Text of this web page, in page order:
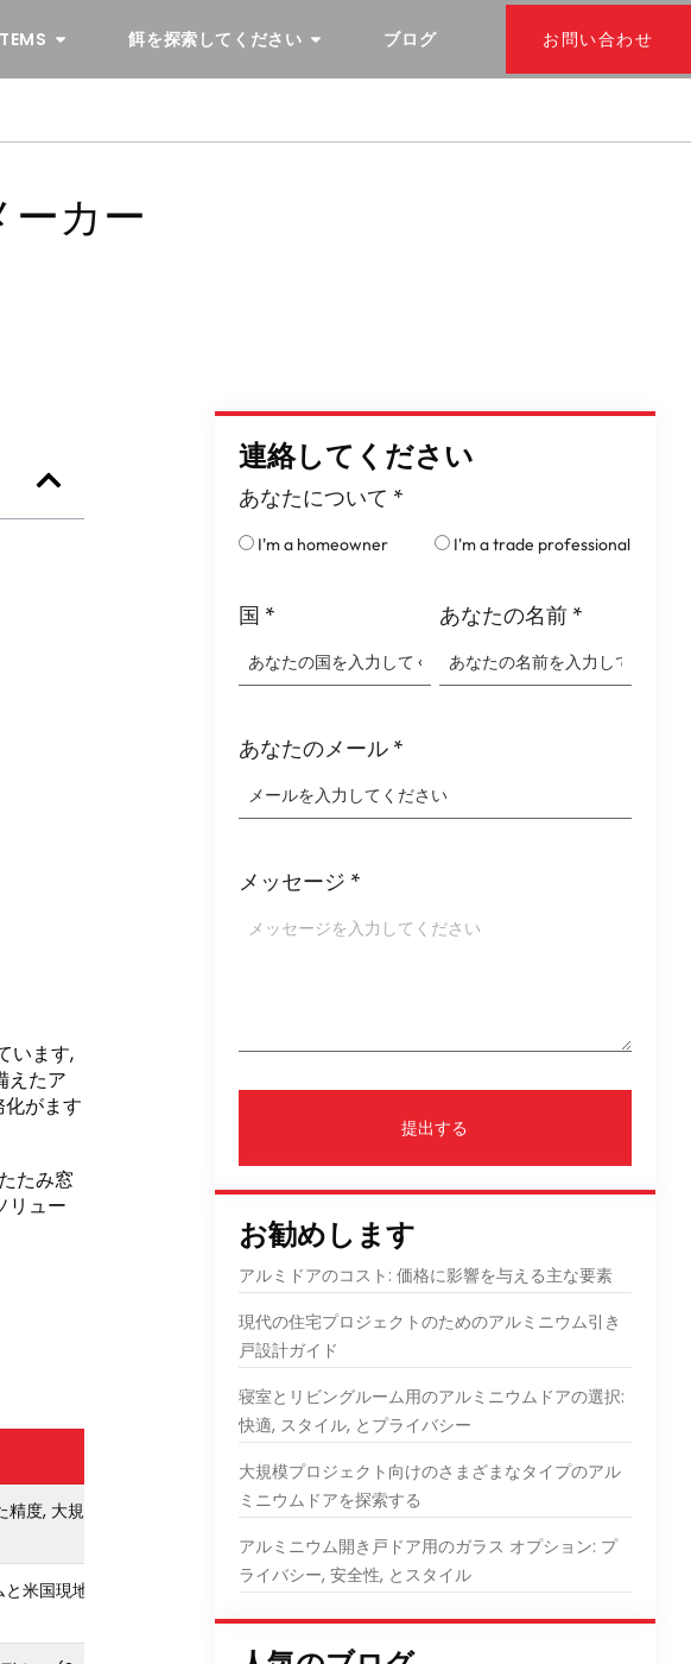
餌を探索してください ブログ お問い合わせ
ーカー
います,
えたア
がます
たみ窓
リュー
度, 大規模なカスタ
米国現地の設置サポ
連絡してください
あなたについて *
I'm a homeowner I'm a trade professional
国 * あなたの名前 *
あなたのメール *
メッセージ *
提出する
お勧めします
アルミドアのコスト: 価格に影響を与える主な要素
現代の住宅プロジェクトのためのアルミニウム引き
戸設計ガイド
寝室とリビングルーム用のアルミニウムドアの選択:
快適, スタイル, とプライバシー
大規模プロジェクト向けのさまざまなタイプのアル
ミニウムドアを探索する
アルミニウム開き戸ドア用のガラス オプション: プ
ライバシー, 安全性, とスタイル